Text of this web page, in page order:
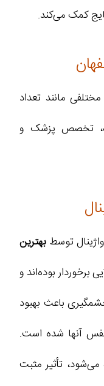
کمک می‌کند.
مانند تعداد
تخصص پزشک و
توسط بهترین
برخوردار بوده‌اند و
باعث بهبود
آنها شده است.
تأثیر مثبت